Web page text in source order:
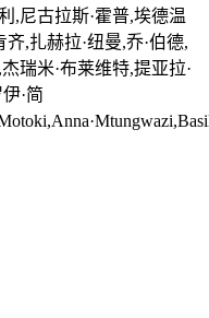
,尼古拉斯·霍普,埃德温
齐,扎赫拉·纽曼,乔·伯德,
瑞米·布莱维特,提亚拉·
·简